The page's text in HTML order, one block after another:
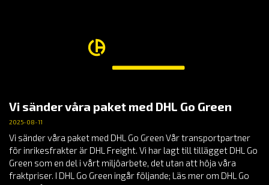
Vi sänder våra paket med DHL Go Green
2025-08-11
Vi sänder våra paket med DHL Go Green Vår transportpartner
för inrikesfrakter är DHL Freight. Vi har lagt till tillägget DHL Go
Green som en del i vårt miljöarbete, det utan att höja våra
fraktpriser. I DHL Go Green ingår följande; Läs mer om DHL Go